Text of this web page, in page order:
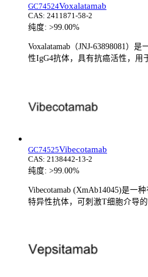
GC74524Voxalatamab
CAS: 2411871-58-2
纯度: >99.00%
Voxalatamab（JNJ-63898081）
性IgG4抗体，具有抗癌活性，用
GC74525Vibecotamab
CAS: 2138442-13-2
纯度: >99.00%
Vibecotamab (XmAb14045)是一
特异性抗体，可刺激T细胞介导